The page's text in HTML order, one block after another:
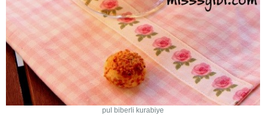
pul biberli kurabiye